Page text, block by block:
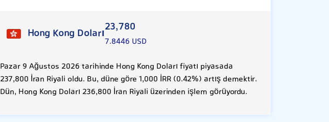
Hong Kong Doları23,780
7.8446 USD
Pazar 9 Ağustos 2026 tarihinde Hong Kong Doları fiyatı piyasada
237,800 İran Riyali oldu. Bu, düne göre 1,000 İRR (0.42%) artış demektir.
Dün, Hong Kong Doları 236,800 İran Riyali üzerinden işlem görüyordu.